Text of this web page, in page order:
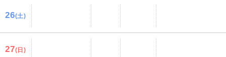
26(土)
27(日)